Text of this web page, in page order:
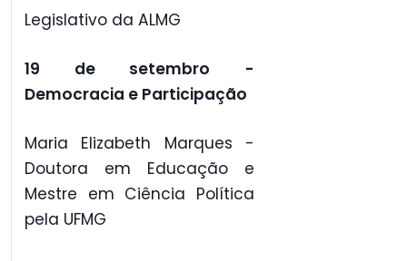
Legislativo da ALMG
19 de setembro
-
Democracia e Participação
Maria Elizabeth Marques -
Doutora em Educação e
Mestre em Ciência Política
pela UFMG